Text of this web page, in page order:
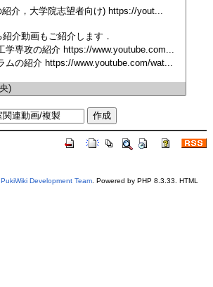
PukiWiki Development Team. Powered by PHP 8.3.33. HTML